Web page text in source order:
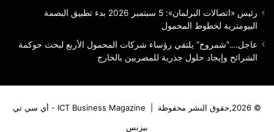
وتناولت الجلسة تأثير تقنيات الذكاء الاصطناعي على مستقبل
الاختبارات، والعائد المتوقع من تبني أدوات الاختبار الذكية، إلى جانب
المخاطر وأفضل الممارسات في هذا المجال.
الدور المتنامي لتقنيات الذكاء الاصطناعي في تطوير منظومة اختبار
رئيس «اتصالات البرلمان»: 5 سبتمبر 2026 بدء تطبيق البصمة
البيومترية لخطوط المحمول
عاجل….”شمروخ” يلتقي رؤساء شركات المحمول الأربع لبحث حوكمة
الشرائح وإيجاد حلول جذرية للمصريين بالخارج
© 2026,حقوق النشر محفوظة |
ICT Business Magazine - أي سي تي
بيزنس